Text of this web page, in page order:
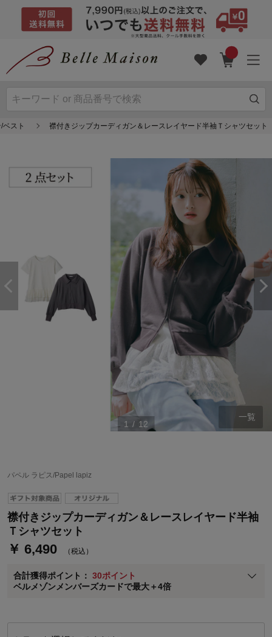
ベスト 襟付きジップカーディガン＆レースレイヤード半袖Ｔシャツセット
1 / 12
一覧
パペル ラピス/Papel lapiz
襟付きジップカーディガン＆レースレイヤード半袖
Ｔシャツセット
￥ 6,490 （税込）
合計獲得ポイント： 30ポイント
ベルメゾンメンバーズカードで最大＋4倍
通常商品送料無料 返品引取無料（JCBのみ）
即時入会なら更に500円OFFクーポンプレゼント
※メンバーズカードの加算ポイントはステージ倍率適用前の基本ポイント
に対して適用されます。